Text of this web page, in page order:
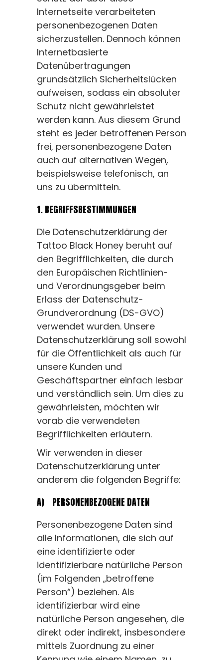
Internetseite verarbeiteten
personenbezogenen Daten
sicherzustellen. Dennoch können
Internetbasierte
Datenübertragungen
grundsätzlich Sicherheitslücken
aufweisen, sodass ein absoluter
Schutz nicht gewährleistet
werden kann. Aus diesem Grund
steht es jeder betroffenen Person
frei, personenbezogene Daten
auch auf alternativen Wegen,
beispielsweise telefonisch, an
uns zu übermitteln.
1. BEGRIFFSBESTIMMUNGEN
Die Datenschutzerklärung der
Tattoo Black Honey beruht auf
den Begrifflichkeiten, die durch
den Europäischen Richtlinien-
und Verordnungsgeber beim
Erlass der Datenschutz-
Grundverordnung (DS-GVO)
verwendet wurden. Unsere
Datenschutzerklärung soll sowohl
für die Öffentlichkeit als auch für
unsere Kunden und
Geschäftspartner einfach lesbar
und verständlich sein. Um dies zu
gewährleisten, möchten wir
vorab die verwendeten
Begrifflichkeiten erläutern.
Wir verwenden in dieser
Datenschutzerklärung unter
anderem die folgenden Begriffe:
A) PERSONENBEZOGENE DATEN
Personenbezogene Daten sind
alle Informationen, die sich auf
eine identifizierte oder
identifizierbare natürliche Person
(im Folgenden „betroffene
Person“) beziehen. Als
identifizierbar wird eine
natürliche Person angesehen, die
direkt oder indirekt, insbesondere
mittels Zuordnung zu einer